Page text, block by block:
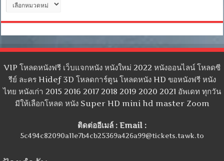
หมู่
VIP โหลดหนังฟรี เว็บแจกหนัง หนังใหม่ 2022 หนังออนไลน์ โหลดซี
รีย์ ละคร Hidef 3D โหลดการ์ตูน โหลดหนัง HD ขอหนังฟรี หนัง
ไทย หนังเก่า 2015 2016 2017 2018 2019 2020 2021 อัพเดท ทุกวัน
มีให้เลือกโหลด หนัง Super HD mini hd master Zoom
ติดต่ออีเมล์ : Email :
5c494c82090a11e7b4cb25369a426a99@tickets.tawk.to